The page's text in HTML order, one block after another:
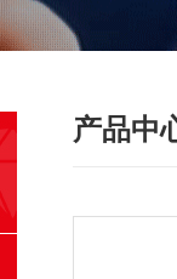
产品中